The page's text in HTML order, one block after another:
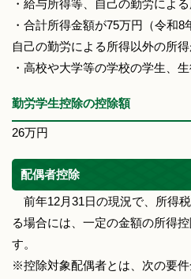
・給与所得等、自己の勤労によ
・合計所得金額が75万円（令和8
自己の勤労による所得以外の所
・高校や大学等の学校の学生、
勤労学生控除の控除額
26万円
配偶者控除
前年12月31日の現況で、所得
る場合には、一定の金額の所得
す。
※控除対象配偶者とは、次の要